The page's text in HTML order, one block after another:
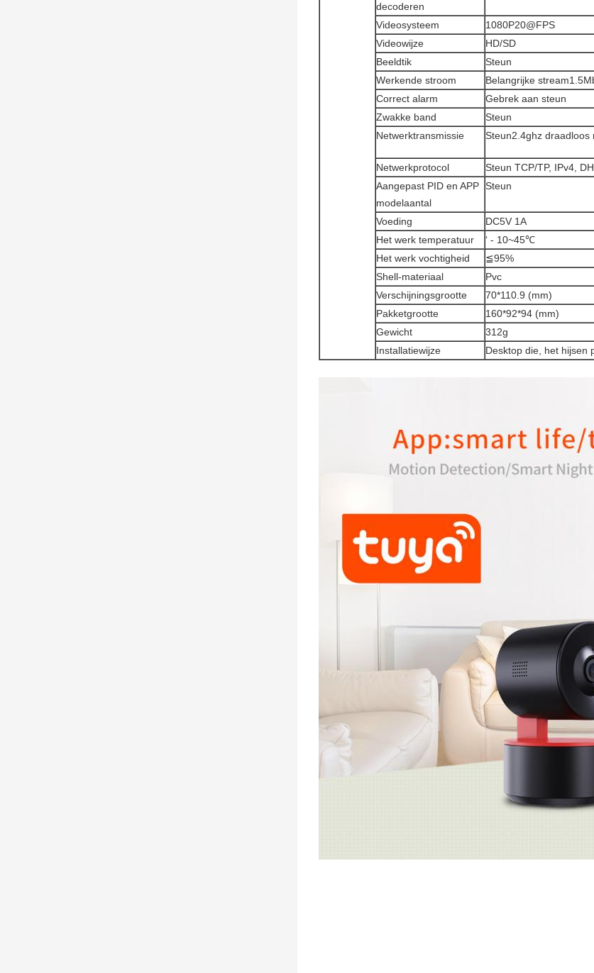
decoderen
Videosysteem
1080P20@FPS
Videowijze
HD/SD
Beeldtik
Steun
Werkende stroom
Belangrijke
Correct alarm
Gebrek aan steun
Zwakke band
Steun
Netwerktransmissie
Steun2.4ghz draadloos
Netwerkprotocol
Steun TCP/TP, IPv4,
Aangepast PID en APP
modelaantal
Steun
Voeding
DC5V 1A
Het werk temperatuur
‘ - 10~45℃
Het werk vochtigheid
≦95%
Shell-materiaal
Pvc
Verschijningsgrootte
70*110.9 (mm)
Pakketgrootte
160*92*94 (mm)
Gewicht
312g
Installatiewijze
Desktop die, het hijsen